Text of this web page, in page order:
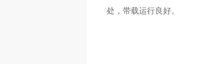
处，带载运行良好。